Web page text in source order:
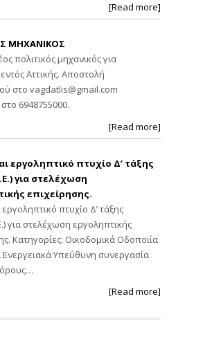
[Read more]
ΜΗΧΑΝΙΚΟΣ
πολιτικός μηχανικός για
Αττικής. Αποστολή
στο vagdatlis@gmail.com
6948755000.
[Read more]
εργοληπτικό πτυχίο Δ’ τάξης
για στελέχωση
επιχείρησης.
εργοληπτικό πτυχίο Δ’ τάξης
για στελέχωση εργοληπτικής
Κατηγορίες: Οικοδομικά Οδοποιία
Ενεργειακά Υπεύθυνη συνεργασία
[Read more]